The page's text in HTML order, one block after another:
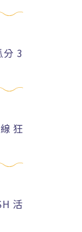
3
狂
活